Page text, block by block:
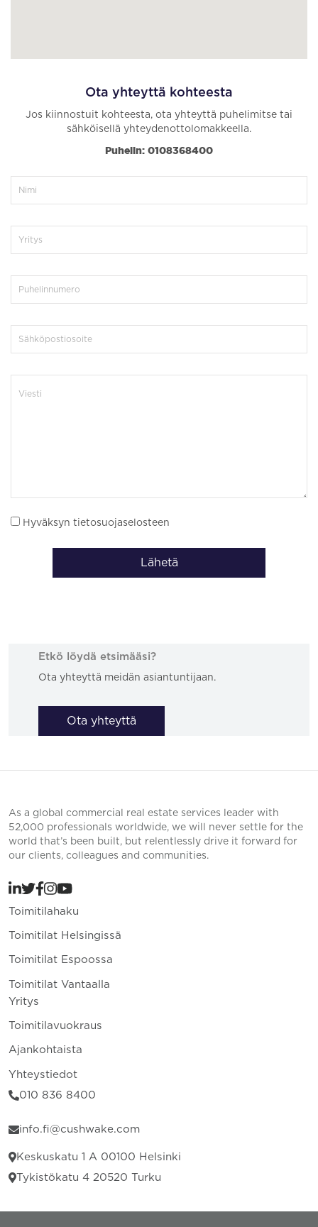
Ota yhteyttä kohteesta
Jos kiinnostuit kohteesta, ota yhteyttä puhelimitse tai
sähköisellä yhteydenottolomakkeella.
Puhelin: 0108368400
Hyväksyn tietosuojaselosteen
Lähetä
Etkö löydä etsimääsi?
Ota yhteyttä meidän asiantuntijaan.
Ota yhteyttä
As a global commercial real estate services leader with
52,000 professionals worldwide, we will never settle for the
world that’s been built, but relentlessly drive it forward for
our clients, colleagues and communities.
Toimitilahaku
Toimitilat Helsingissä
Toimitilat Espoossa
Toimitilat Vantaalla
Yritys
Toimitilavuokraus
Ajankohtaista
Yhteystiedot
010 836 8400
info.fi@cushwake.com
Keskuskatu 1 A 00100 Helsinki
Tykistökatu 4 20520 Turku